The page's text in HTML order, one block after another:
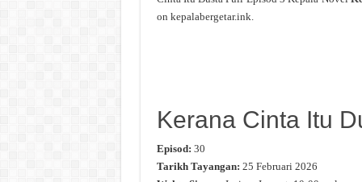
on kepalabergetar.ink.
Kerana Cinta Itu
Episod: 30
Tarikh Tayangan: 25 Februari 2026